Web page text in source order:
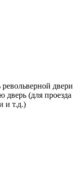
двери
(для проезда
и т.д.)